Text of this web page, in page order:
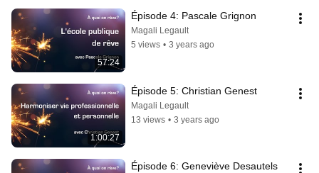
57:24
Épisode 4: Pascale Grignon
Magali Legault
5 views • 3 years ago
1:00:27
Épisode 5: Christian Genest
Magali Legault
13 views • 3 years ago
Épisode 6: Geneviève Desautels